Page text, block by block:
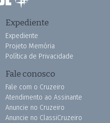
Expediente
Expediente
Projeto Memória
Política de Privacidade
Fale conosco
Fale com o Cruzeiro
Atendimento ao Assinante
Anuncie no Cruzeiro
Anuncie no ClassiCruzeiro